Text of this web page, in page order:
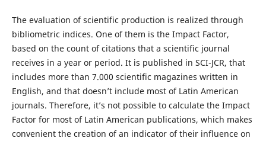
The evaluation of scientific production is realized through
bibliometric indices. One of them is the Impact Factor,
based on the count of citations that a scientific journal
receives in a year or period. It is published in SCI-JCR, that
includes more than 7.000 scientific magazines written in
English, and that doesn’t include most of Latin American
journals. Therefore, it’s not possible to calculate the Impact
Factor for most of Latin American publications, which makes
convenient the creation of an indicator of their influence on